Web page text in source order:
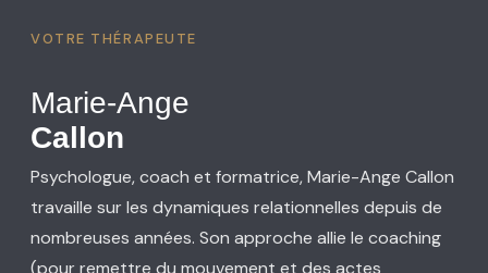
VOTRE THÉRAPEUTE
Marie-Ange
Callon
Psychologue, coach et formatrice, Marie-Ange Callon
travaille sur les dynamiques relationnelles depuis de
nombreuses années. Son approche allie le coaching